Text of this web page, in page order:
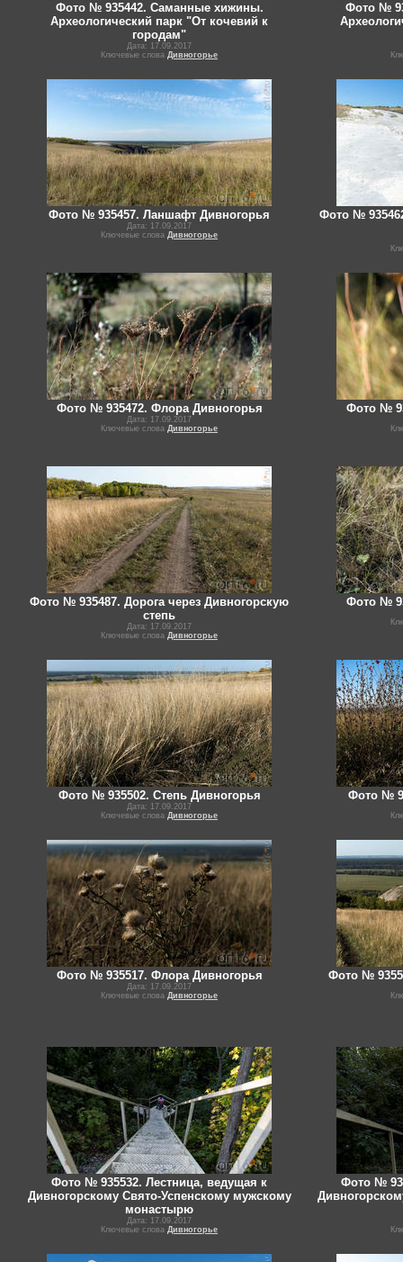
Фото № 935442. Саманные хижины.
Археологический парк "От кочевий к
городам"
Дата: 17.09.2017
Ключевые слова Дивногорье
Фото №
Фото № 935457. Ланшафт Дивногорья
Дата: 17.09.2017
Ключевые слова Дивногорье
Фото №
Фото № 935472. Флора Дивногорья
Дата: 17.09.2017
Ключевые слова Дивногорье
Фото №
Фото № 935487. Дорога через Дивногорскую
степь
Дата: 17.09.2017
Ключевые слова Дивногорье
Фото №
Фото № 935502. Степь Дивногорья
Дата: 17.09.2017
Ключевые слова Дивногорье
Фото №
Фото № 935517. Флора Дивногорья
Дата: 17.09.2017
Ключевые слова Дивногорье
Фото №
Фото № 935532. Лестница, ведущая к
Дивногорскому Свято-Успенскому мужскому
монастырю
Дата: 17.09.2017
Ключевые слова Дивногорье
Фото №